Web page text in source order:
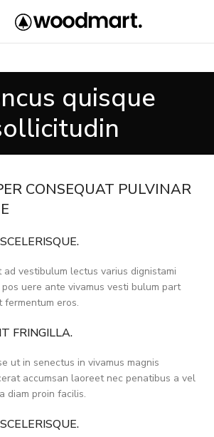
quisque
CONSEQUAT PULVINAR
vestibulum lectus varius dignistami
uere ante vivamus vesti bulum part
fermentum eros.
FRINGILLA.
ut in senectus in vivamus magnis
accumsan laoreet nec penatibus a vel
diam proin facilis.